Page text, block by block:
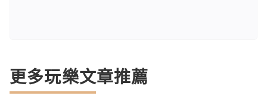
更多玩樂文章推薦